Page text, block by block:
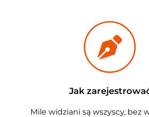
Jak
Mile widziani są wszyscy, bez